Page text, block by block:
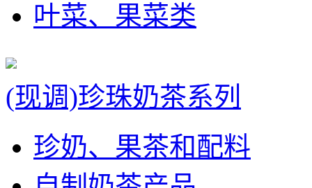
叶菜、果菜类
(现调)珍珠奶茶系列
珍奶、果茶和配料